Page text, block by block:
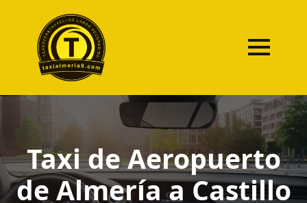
Taxi de Aeropuerto
de Almería a Castillo